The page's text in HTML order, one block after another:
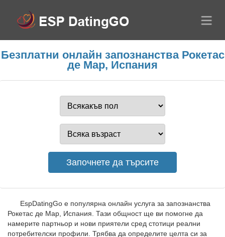
Безплатни онлайн запознанства Рокетас
де Мар, Испания
EspDatingGo е популярна онлайн услуга за запознанства
Рокетас де Мар, Испания. Тази общност ще ви помогне да
намерите партньор и нови приятели сред стотици реални
потребителски профили. Трябва да определите целта си за